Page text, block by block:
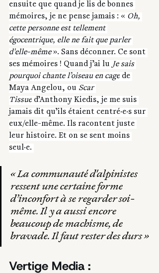
ensuite que quand je lis de bonnes
mémoires, je ne pense jamais : « Oh,
cette personne est tellement
égocentrique, elle ne fait que parler
d'elle-même ». Sans déconner. Ce sont
ses mémoires ! Quand j’ai lu Je sais
pourquoi chante l’oiseau en cage de
Maya Angelou, ou Scar
Tissue d’Anthony Kiedis, je me suis
jamais dit qu’ils étaient centré·e·s sur
eux/elle-même. Ils racontent juste
leur histoire. Et on se sent moins
seul·e.
« La communauté d'alpinistes
ressent une certaine forme
d’inconfort à se regarder soi-
même. Il y a aussi encore
beaucoup de machisme, de
bravade. Il faut rester des durs »
Vertige Media :